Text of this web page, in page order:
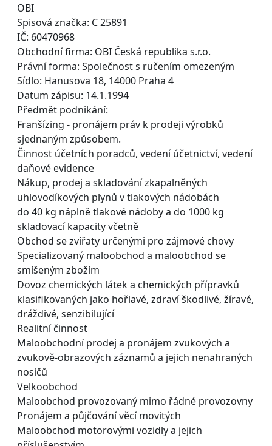
OBI
Spisová značka: C 25891
IČ: 60470968
Obchodní firma: OBI Česká republika s.r.o.
Právní forma: Společnost s ručením omezeným
Sídlo: Hanusova 18, 14000 Praha 4
Datum zápisu: 14.1.1994
Předmět podnikání:
Franšízing - pronájem práv k prodeji výrobků
sjednaným způsobem.
Činnost účetních poradců, vedení účetnictví, vedení
daňové evidence
Nákup, prodej a skladování zkapalněných
uhlovodíkových plynů v tlakových nádobách
do 40 kg náplně tlakové nádoby a do 1000 kg
skladovací kapacity včetně
Obchod se zvířaty určenými pro zájmové chovy
Specializovaný maloobchod a maloobchod se
smíšeným zbožím
Dovoz chemických látek a chemických přípravků
klasifikovaných jako hořlavé, zdraví škodlivé, žíravé,
dráždivé, senzibilující
Realitní činnost
Maloobchodní prodej a pronájem zvukových a
zvukově-obrazových záznamů a jejich nenahraných
nosičů
Velkoobchod
Maloobchod provozovaný mimo řádné provozovny
Pronájem a půjčování věcí movitých
Maloobchod motorovými vozidly a jejich